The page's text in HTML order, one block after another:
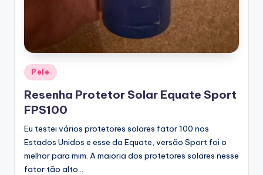
Posted
in
Pele
Resenha Protetor Solar Equate Sport
FPS100
Eu testei vários protetores solares fator 100 nos
Estados Unidos e esse da Equate, versão Sport foi o
melhor para mim. A maioria dos protetores solares nesse
fator tão alto…